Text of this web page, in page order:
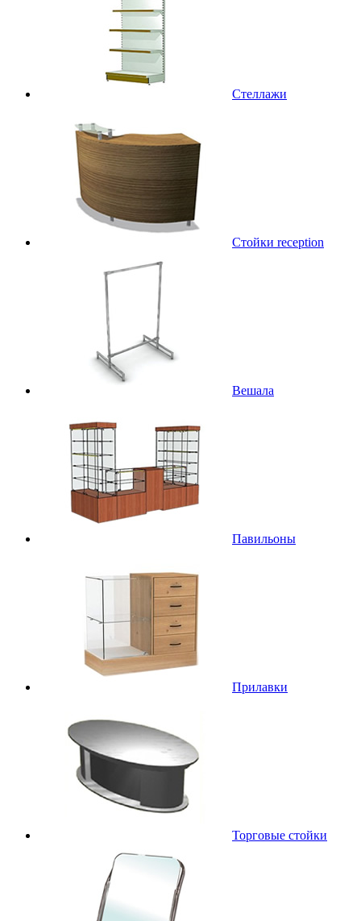
Стеллажи
Стойки reception
Вешала
Павильоны
Прилавки
Торговые стойки